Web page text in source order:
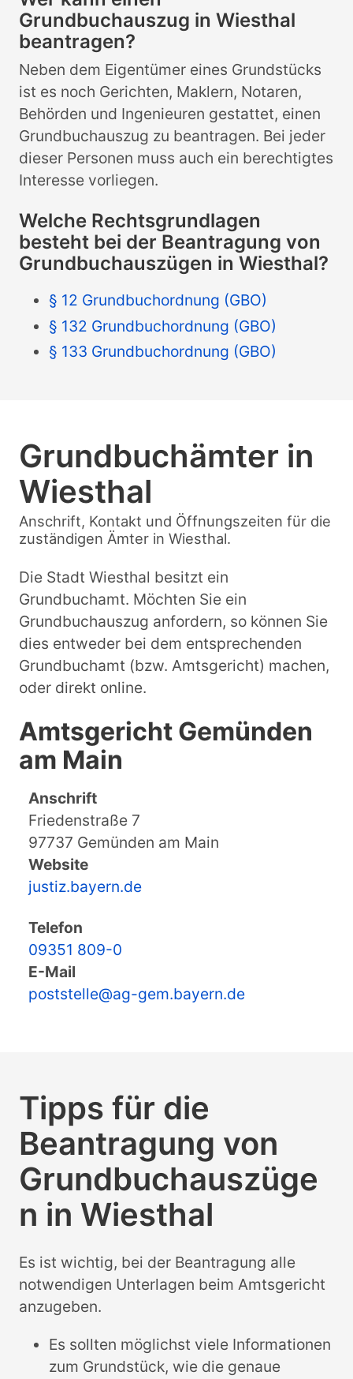
Grundbuchauszug in Wiesthal
beantragen?
Neben dem Eigentümer eines Grundstücks
ist es noch Gerichten, Maklern, Notaren,
Behörden und Ingenieuren gestattet, einen
Grundbuchauszug zu beantragen. Bei jeder
dieser Personen muss auch ein berechtigtes
Interesse vorliegen.
Welche Rechtsgrundlagen
besteht bei der Beantragung von
Grundbuchauszügen in Wiesthal?
§ 12 Grundbuchordnung (GBO)
§ 132 Grundbuchordnung (GBO)
§ 133 Grundbuchordnung (GBO)
Grundbuchämter in
Wiesthal
Anschrift, Kontakt und Öffnungszeiten für die
zuständigen Ämter in Wiesthal.
Die Stadt Wiesthal besitzt ein
Grundbuchamt. Möchten Sie ein
Grundbuchauszug anfordern, so können Sie
dies entweder bei dem entsprechenden
Grundbuchamt (bzw. Amtsgericht) machen,
oder direkt online.
Amtsgericht Gemünden
am Main
Anschrift
Friedenstraße 7
97737 Gemünden am Main
Website
justiz.bayern.de
Telefon
09351 809-0
E-Mail
poststelle@ag-gem.bayern.de
Tipps für die
Beantragung von
Grundbuchauszüge
n in Wiesthal
Es ist wichtig, bei der Beantragung alle
notwendigen Unterlagen beim Amtsgericht
anzugeben.
Es sollten möglichst viele Informationen
zum Grundstück, wie die genaue